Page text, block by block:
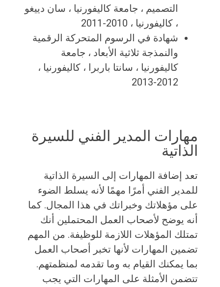
التصميم ، جامعة كاليفورنيا ، سان دييغو
، كاليفورنيا ، 2010-2011
شهادة في الرسوم المتحركة الرقمية
والنمذجة ثلاثية الأبعاد ، جامعة
كاليفورنيا ، سانتا باربرا ، كاليفورنيا ،
2012-2013
مهارات المدير الفني للسيرة
الذاتية
تعد إضافة المهارات إلى السيرة الذاتية
للمدير الفني أمرًا مهمًا لأنه يسلط الضوء
على مؤهلاتك وخبراتك في هذا المجال. كما
أنه يوضح لأصحاب العمل المحتملين أنك
تمتلك المؤهلات اللازمة للوظيفة. من المهم
تضمين المهارات لأنها تخبر أصحاب العمل
بما يمكنك القيام به وما تقدمه لمنظمتهم.
تتضمن الأمثلة على المهارات التي يجب